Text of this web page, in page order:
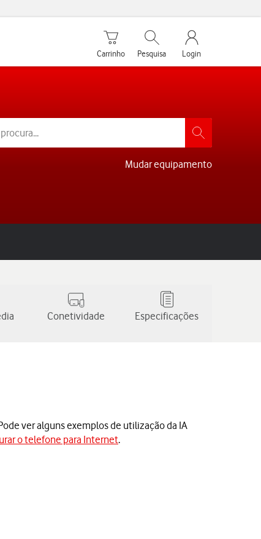
Carrinho de compras
Carrinho
Pesquisar
Pesquisa
My Vodafone
Login
Mudar equipamento
Conetividade Especificações
ver alguns exemplos de utilização da IA
o telefone para Internet.